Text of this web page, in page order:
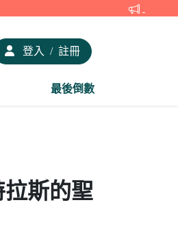
【夢谷
登入 / 註冊
最後倒數
拉斯的聖